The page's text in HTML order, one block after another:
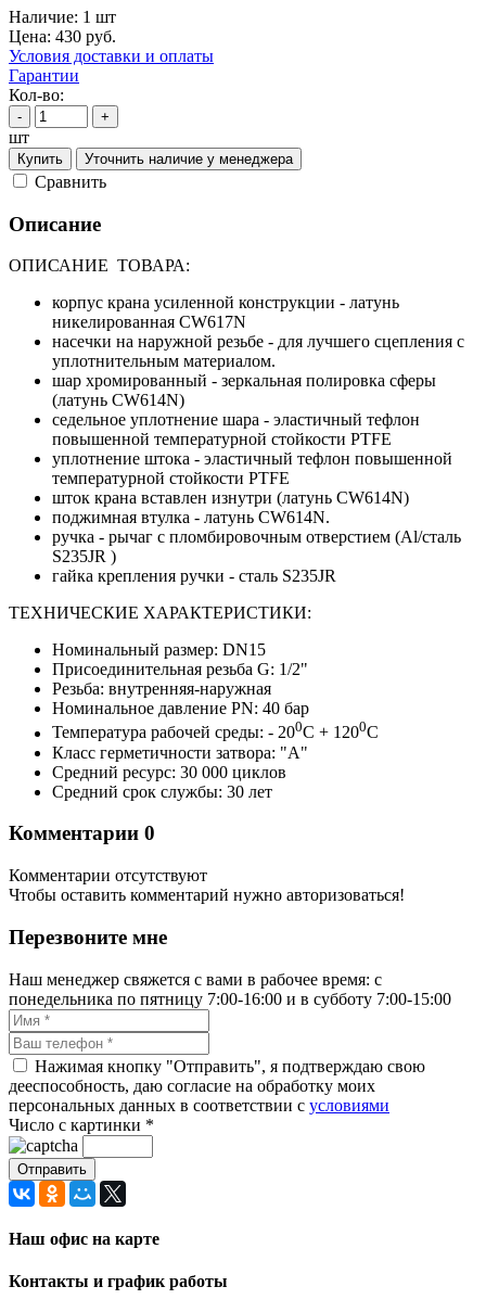
Наличие: 1 шт
Цена: 430 руб.
Условия доставки и оплаты
Гарантии
Кол-во:
- +
шт
Купить Уточнить наличие у менеджера
Cравнить
Описание
ОПИСАНИЕ ТОВАРА:
корпус крана усиленной конструкции - латунь
никелированная CW617N
насечки на наружной резьбе - для лучшего сцепления с
уплотнительным материалом.
шар хромированный - зеркальная полировка сферы
(латунь CW614N)
седельное уплотнение шара - эластичный тефлон
повышенной температурной стойкости PTFE
уплотнение штока - эластичный тефлон повышенной
температурной стойкости PTFE
шток крана вставлен изнутри (латунь CW614N)
поджимная втулка - латунь CW614N.
ручка - рычаг с пломбировочным отверстием (Al/сталь
S235JR )
гайка крепления ручки - сталь S235JR
ТЕХНИЧЕСКИЕ ХАРАКТЕРИСТИКИ:
Номинальный размер: DN15
Присоединительная резьба G: 1/2"
Резьба: внутренняя-наружная
Номинальное давление PN: 40 бар
Температура рабочей среды: - 200С + 1200С
Класс герметичности затвора: "А"
Средний ресурс: 30 000 циклов
Средний срок службы: 30 лет
Комментарии 0
Комментарии отсутствуют
Чтобы оставить комментарий нужно авторизоваться!
Перезвоните мне
Наш менеджер свяжется с вами в рабочее время: с
понедельника по пятницу 7:00-16:00 и в субботу 7:00-15:00
Нажимая кнопку "Отправить", я подтверждаю свою
дееспособность, даю согласие на обработку моих
персональных данных в соответствии с условиями
Число с картинки *
Наш офис на карте
Контакты и график работы